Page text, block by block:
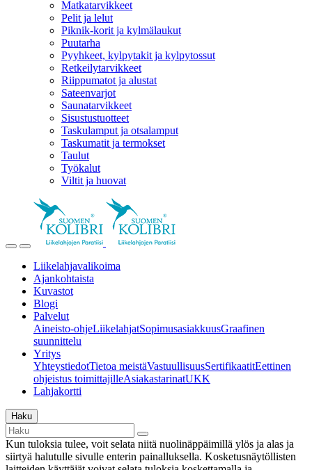
Matkatarvikkeet
Pelit ja lelut
Piknik-korit ja kylmälaukut
Puutarha
Pyyhkeet, kylpytakit ja kylpytossut
Retkeilytarvikkeet
Riippumatot ja alustat
Sateenvarjot
Saunatarvikkeet
Sisustustuotteet
Taskulamput ja otsalamput
Taskumatit ja termokset
Taulut
Työkalut
Viltit ja huovat
Liikelahjavalikoima
Ajankohtaista
Kuvastot
Blogi
Palvelut
Aineisto-ohjeLiikelahjatSopimusasiakkuusGraafinen
suunnittelu
Yritys
YhteystiedotTietoa meistäVastuullisuusSertifikaatitEettinen
ohjeistus toimittajilleAsiakastarinatUKK
Lahjakortti
Haku
Kun tuloksia tulee, voit selata niitä nuolinäppäimillä ylös ja alas ja
siirtyä halutulle sivulle enterin painalluksella. Kosketusnäytöllisten